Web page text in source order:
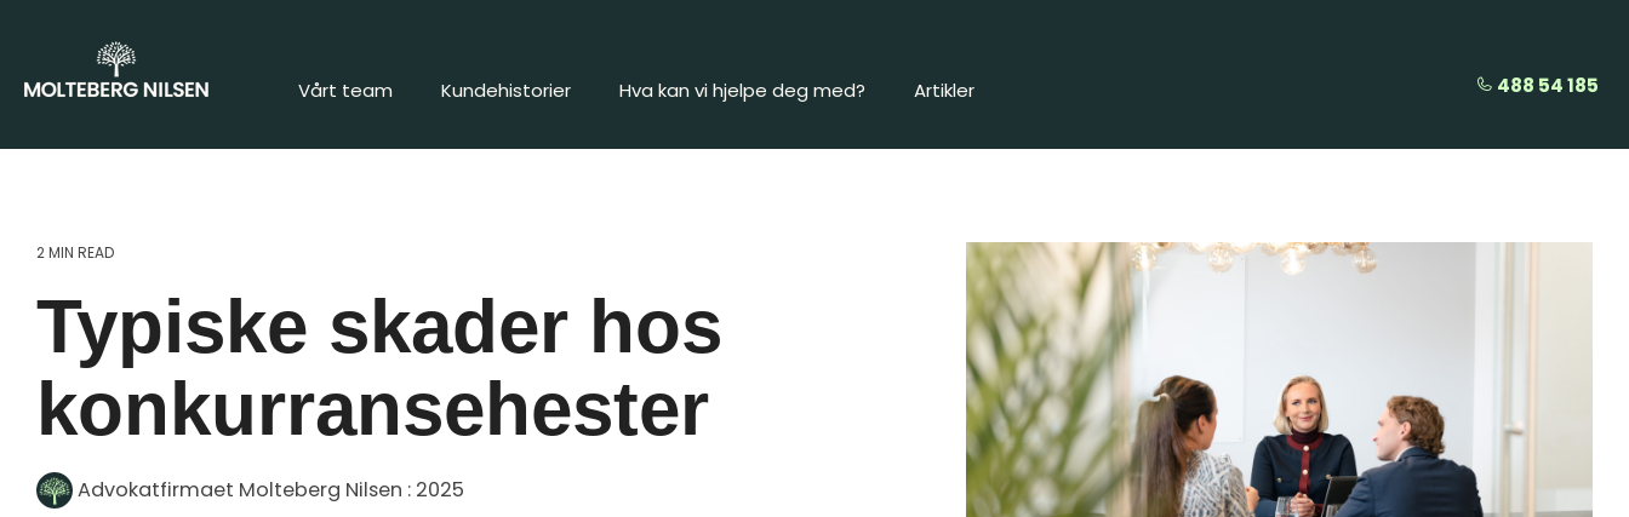
Vårt team Kundehistorier Hva kan vi hjelpe deg med? Artikler 488 54 185
2 MIN READ
Typiske skader hos
konkurransehester
Advokatfirmaet Molteberg Nilsen : 2025